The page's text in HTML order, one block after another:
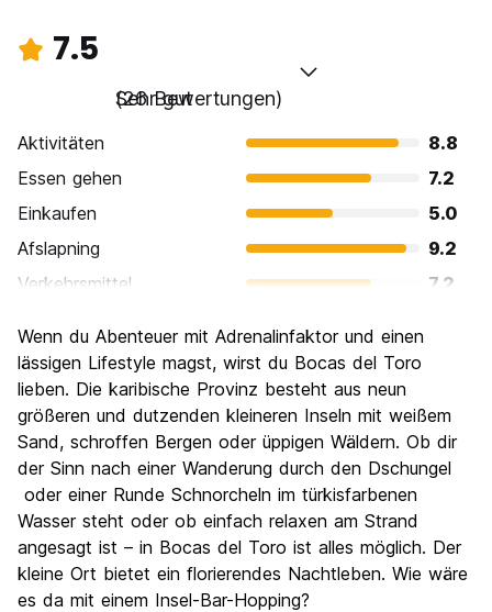
7.5
Sehr gut
(26 Bewertungen)
Aktivitäten
8.8
Essen gehen
7.2
Einkaufen
5.0
Afslapning
9.2
Verkehrsmittel
7.2
Kultur
Nachtleben / Party
Preis-Leistungsverhältnis
7.7
Wenn du Abenteuer mit Adrenalinfaktor und einen
lässigen Lifestyle magst, wirst du Bocas del Toro
lieben. Die karibische Provinz besteht aus neun
größeren und dutzenden kleineren Inseln mit weißem
Sand, schroffen Bergen oder üppigen Wäldern. Ob dir
der Sinn nach einer Wanderung durch den Dschungel
oder einer Runde Schnorcheln im türkisfarbenen
Wasser steht oder ob einfach relaxen am Strand
angesagt ist – in Bocas del Toro ist alles möglich. Der
kleine Ort bietet ein florierendes Nachtleben. Wie wäre
es da mit einem Insel-Bar-Hopping?